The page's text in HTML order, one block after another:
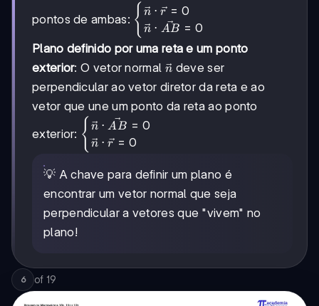
pontos de ambas:
\begin{cases}
\vec{n} \cdot
\vec{r} = 0 \\
\vec{n} \cdot
\vec{AB} = 0
\end{cases}
{ n ⋅ r = 0
n ⋅ AB = 0
Plano definido por uma reta e um ponto
exterior: O vetor normal \vec{n}
n deve ser
perpendicular ao vetor diretor da reta e ao
vetor que une um ponto da reta ao ponto
exterior:
\begin{cases}
\vec{n} \cdot
\vec{AB} = 0
\cdot \vec{r}
= 0
\end{cases}
{ n ⋅ AB = 0
n ⋅ r = 0
💡 A chave para definir um plano é
encontrar um vetor normal que seja
perpendicular a vetores que "vivem" no
plano!
6 of 19